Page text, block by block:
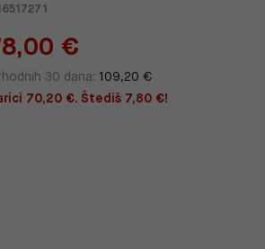
€
30 dana: 109,20 €
70,20 €. Štediš 7,80 €!